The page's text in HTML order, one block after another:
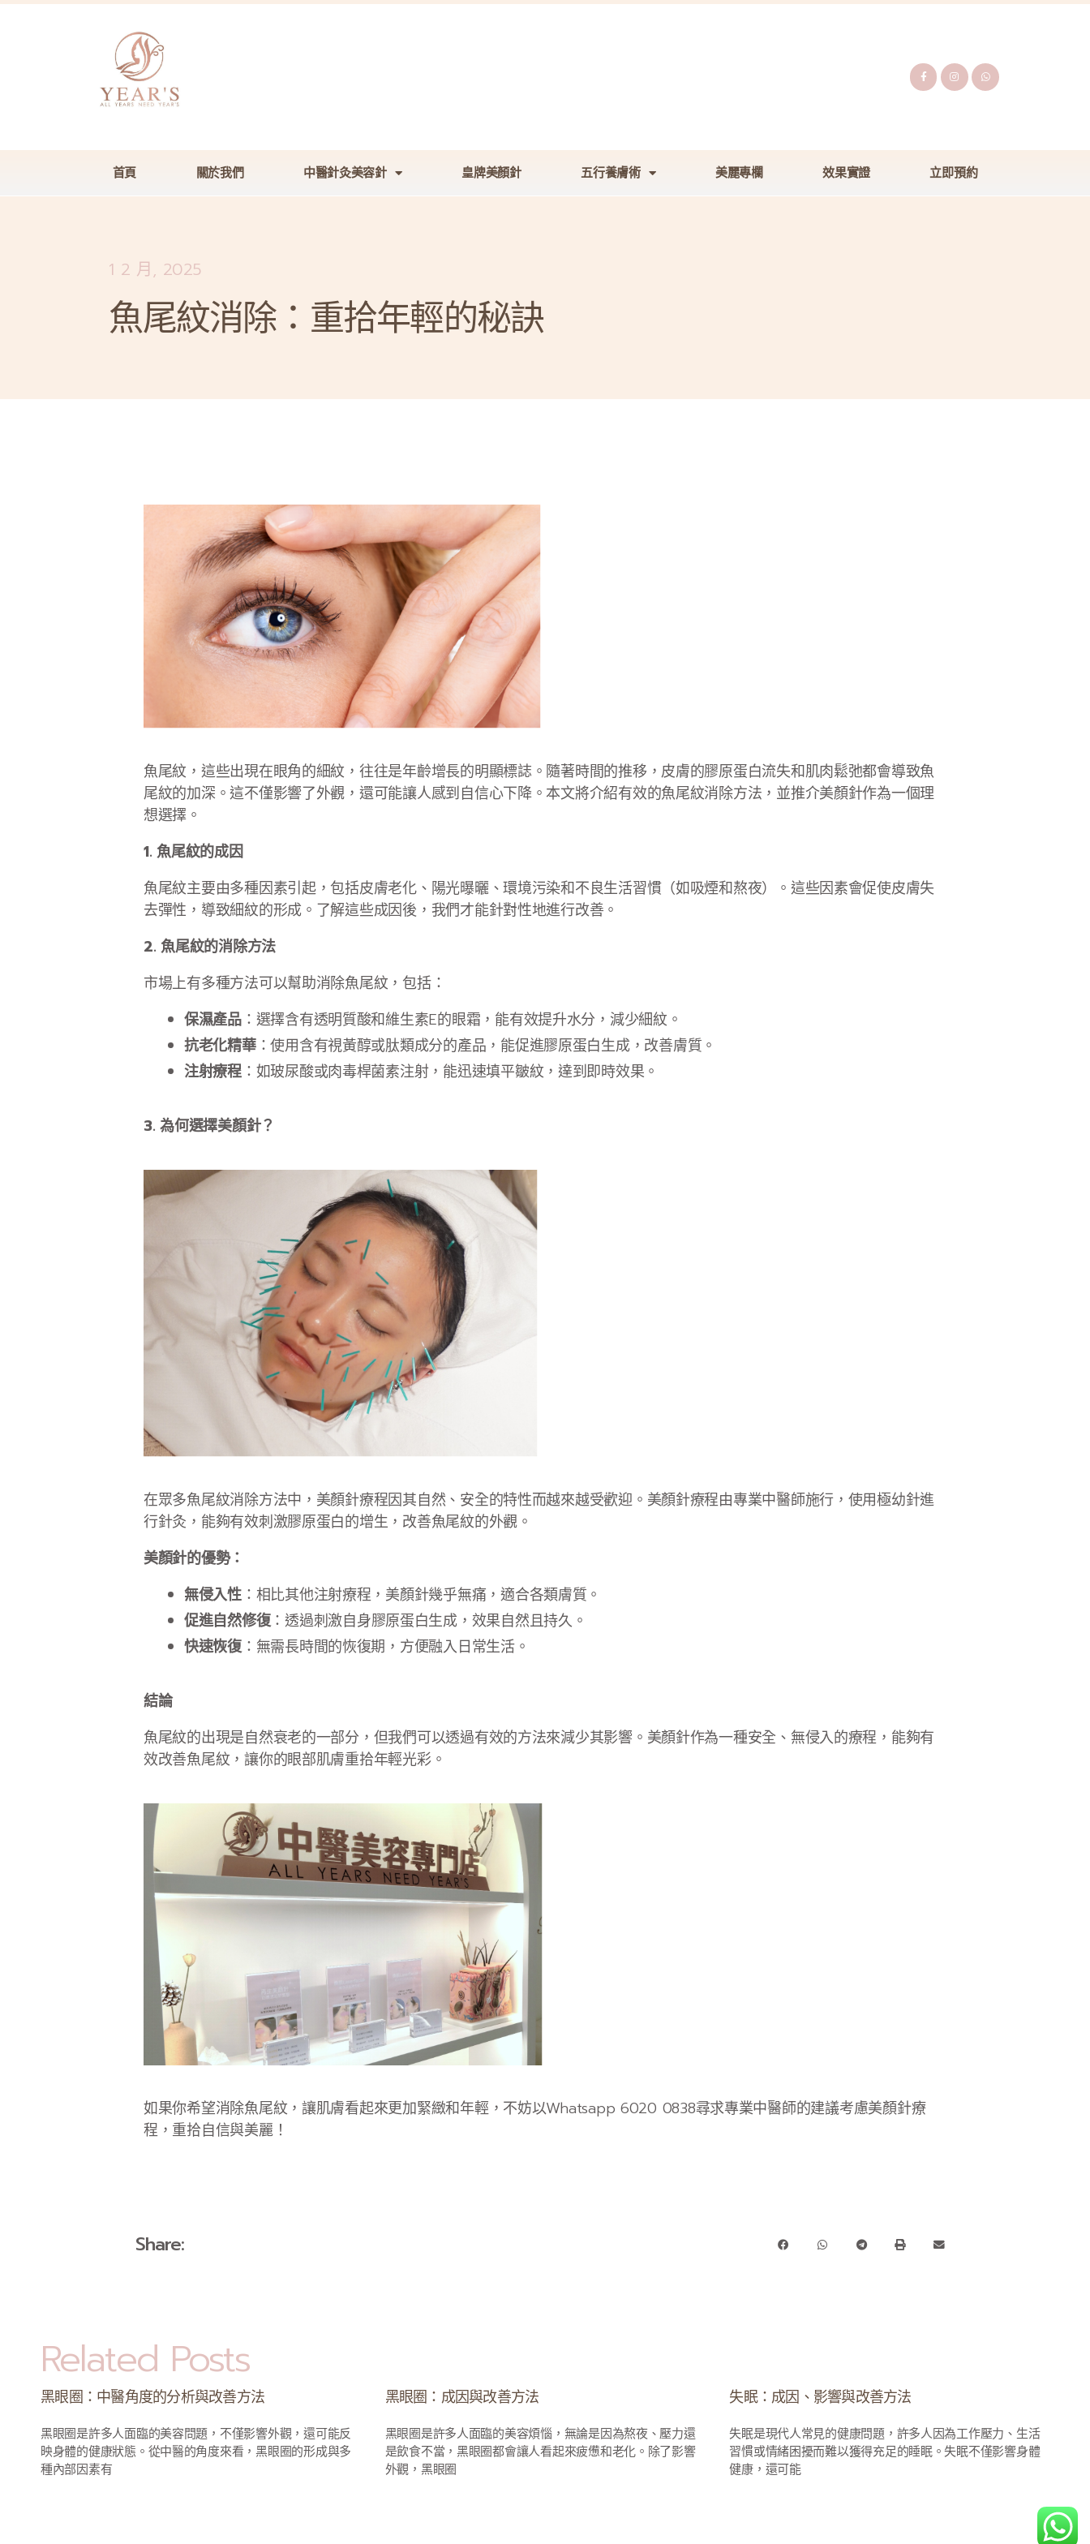
首頁 關於我們 中醫針灸美容針 皇牌美顏針 五行養膚術 美麗專欄 效果實證 立即預約
1 2 月, 2025
魚尾紋消除：重拾年輕的秘訣
魚尾紋，這些出現在眼角的細紋，往往是年齡增長的明顯標誌。隨著時間的推移，皮膚的膠原蛋白流失和肌肉鬆弛都會導致魚
尾紋的加深。這不僅影響了外觀，還可能讓人感到自信心下降。本文將介紹有效的魚尾紋消除方法，並推介美顏針作為一個理
想選擇。
1. 魚尾紋的成因
魚尾紋主要由多種因素引起，包括皮膚老化、陽光曝曬、環境污染和不良生活習慣（如吸煙和熬夜）。這些因素會促使皮膚失
去彈性，導致細紋的形成。了解這些成因後，我們才能針對性地進行改善。
2. 魚尾紋的消除方法
市場上有多種方法可以幫助消除魚尾紋，包括：
保濕產品：選擇含有透明質酸和維生素E的眼霜，能有效提升水分，減少細紋。
抗老化精華：使用含有視黃醇或肽類成分的產品，能促進膠原蛋白生成，改善膚質。
注射療程：如玻尿酸或肉毒桿菌素注射，能迅速填平皺紋，達到即時效果。
3. 為何選擇美顏針？
在眾多魚尾紋消除方法中，美顏針療程因其自然、安全的特性而越來越受歡迎。美顏針療程由專業中醫師施行，使用極幼針進
行針灸，能夠有效刺激膠原蛋白的增生，改善魚尾紋的外觀。
美顏針的優勢：
無侵入性：相比其他注射療程，美顏針幾乎無痛，適合各類膚質。
促進自然修復：透過刺激自身膠原蛋白生成，效果自然且持久。
快速恢復：無需長時間的恢復期，方便融入日常生活。
結論
魚尾紋的出現是自然衰老的一部分，但我們可以透過有效的方法來減少其影響。美顏針作為一種安全、無侵入的療程，能夠有
效改善魚尾紋，讓你的眼部肌膚重拾年輕光彩。
如果你希望消除魚尾紋，讓肌膚看起來更加緊緻和年輕，不妨以Whatsapp 6020 0838尋求專業中醫師的建議考慮美顏針療
程，重拾自信與美麗！
Share:
Related Posts
黑眼圈：中醫角度的分析與改善方法
黑眼圈是許多人面臨的美容問題，不僅影響外觀，還可能反
映身體的健康狀態。從中醫的角度來看，黑眼圈的形成與多
種內部因素有
黑眼圈：成因與改善方法
黑眼圈是許多人面臨的美容煩惱，無論是因為熬夜、壓力還
是飲食不當，黑眼圈都會讓人看起來疲憊和老化。除了影響
外觀，黑眼圈
失眠：成因、影響與改善方法
失眠是現代人常見的健康問題，許多人因為工作壓力、生活
習慣或情緒困擾而難以獲得充足的睡眠。失眠不僅影響身體
健康，還可能